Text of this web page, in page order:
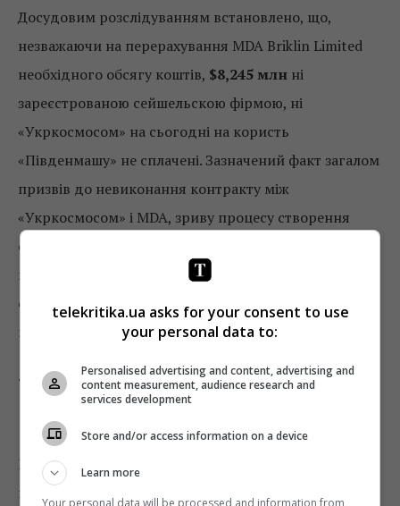
Досудовим розслідуванням встановлено, що,
незважаючи на перерахування MDA Briklin Limited
необхідного обсягу коштів, $8,245 млн ні
зареєстрованою cейшельскою фірмою, ні
«Укркосмосом» на сьогодні на користь
«Південмашу» не сплачені. Зазначений факт загалом
призвів до невиконання контракту між
«Укркосмосом» і MDA, зриву процесу створення
супутника «Либідь» і завдання державі збитків,
відповідно до висновку комісійної судово-
економічної експертизи, в розмірі 238,94 млн
гривень
.
Михайло Гріншпон був свого часу радником
міністра оборони
telekritika.ua asks for your consent to use
your personal data to:
Personalised advertising and content, advertising and
content measurement, audience research and
services development
Store and/or access information on a device
Learn more
Your personal data will be processed and information from